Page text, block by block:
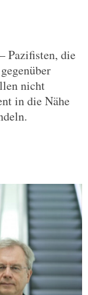
Pazifisten, die
nicht
in die Nähe